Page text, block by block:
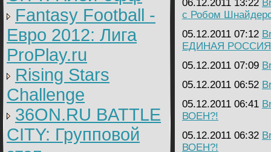
Fantasy Football -
Евро 2012: Лига
ProPlay.ru
Rising Stars
Challenge
36ON.RU BATTLE
CITY: Групповой
06.12.2011 13:22
с Робом
05.12.2011 07:12
ЕДИНАЯ РОССИЯ
05.12.2011 07:09
05.12.2011 06:52
05.12.2011 06:41
ВОЕН?!
05.12.2011 06:32
ВОЕН?!